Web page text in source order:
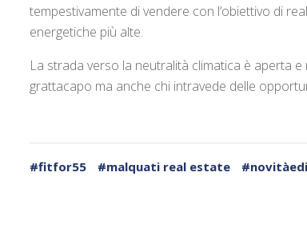
tempestivamente di vendere con l’obiettivo di
energetiche più alte.
La strada verso la neutralità climatica è aperta
grattacapo ma anche chi intravede delle
#fitfor55 #malquati real estate